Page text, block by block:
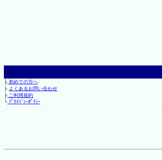
├初めての方へ
├ よくあるお問い合わせ
├ご利用規約
└ﾌﾟﾗｲﾊﾞｼｰﾎﾟﾘｼｰ